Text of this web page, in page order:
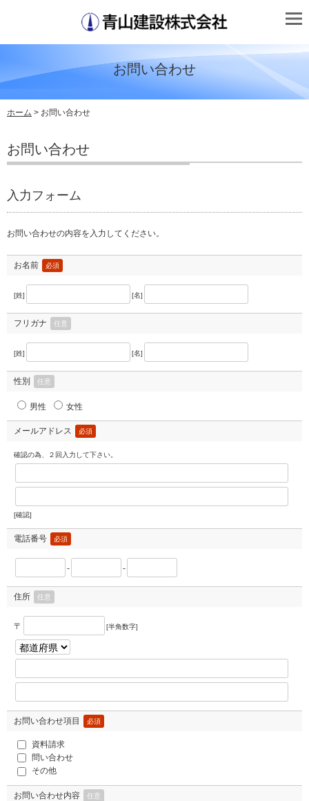
お問い合わせ
ホーム > お問い合わせ
お問い合わせ
入力フォーム
お問い合わせの内容を入力してください。
お名前 必須
[姓] [名]
フリガナ 任意
[姓] [名]
性別 任意
男性 女性
メールアドレス 必須
確認の為、２回入力して下さい。
[確認]
電話番号 必須
- -
住所 任意
〒 [半角数字]
お問い合わせ項目 必須
資料請求
問い合わせ
その他
お問い合わせ内容 任意